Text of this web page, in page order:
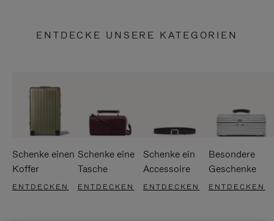
ENTDECKE UNSERE KATEGORIEN
Schenke einen
Koffer
ENTDECKEN
Schenke eine
Tasche
ENTDECKEN
Schenke ein
Accessoire
ENTDECKEN
Besondere
Geschenke
ENTDECKEN